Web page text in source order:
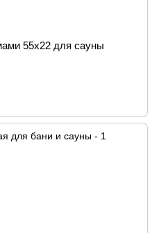
55х22 для сауны